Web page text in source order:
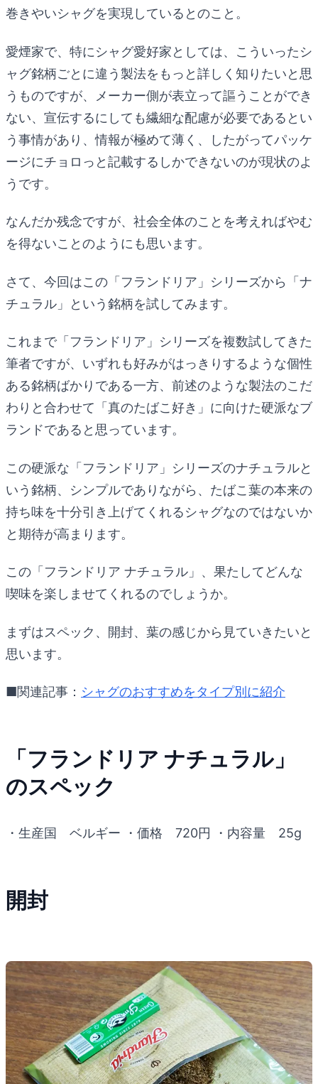
巻きやいシャグを実現しているとのこと。
愛煙家で、特にシャグ愛好家としては、こういったシ
ャグ銘柄ごとに違う製法をもっと詳しく知りたいと思
うものですが、メーカー側が表立って謳うことができ
ない、宣伝するにしても繊細な配慮が必要であるとい
う事情があり、情報が極めて薄く、したがってパッケ
ージにチョロっと記載するしかできないのが現状のよ
うです。
なんだか残念ですが、社会全体のことを考えればやむ
を得ないことのようにも思います。
さて、今回はこの「フランドリア」シリーズから「ナ
チュラル」という銘柄を試してみます。
これまで「フランドリア」シリーズを複数試してきた
筆者ですが、いずれも好みがはっきりするような個性
ある銘柄ばかりである一方、前述のような製法のこだ
わりと合わせて「真のたばこ好き」に向けた硬派なブ
ランドであると思っています。
この硬派な「フランドリア」シリーズのナチュラルと
いう銘柄、シンプルでありながら、たばこ葉の本来の
持ち味を十分引き上げてくれるシャグなのではないか
と期待が高まります。
この「フランドリア ナチュラル」、果たしてどんな
喫味を楽しませてくれるのでしょうか。
まずはスペック、開封、葉の感じから見ていきたいと
思います。
■関連記事： シャグのおすすめをタイプ別に紹介
「フランドリア ナチュラル」
のスペック
・生産国 ベルギー ・価格 720円 ・内容量 25g
開封